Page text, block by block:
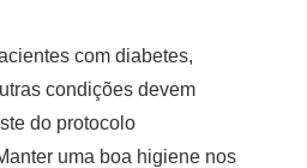
com diabetes,
condições devem
do protocolo
uma boa higiene nos